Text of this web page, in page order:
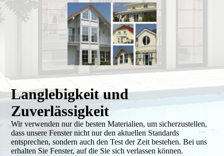
Langlebigkeit und
Zuverlässigkeit
Wir verwenden nur die besten Materialien, um sicherzustellen,
dass unsere Fenster nicht nur den aktuellen Standards
entsprechen, sondern auch den Test der Zeit bestehen. Bei uns
erhalten Sie Fenster, auf die Sie sich verlassen können.